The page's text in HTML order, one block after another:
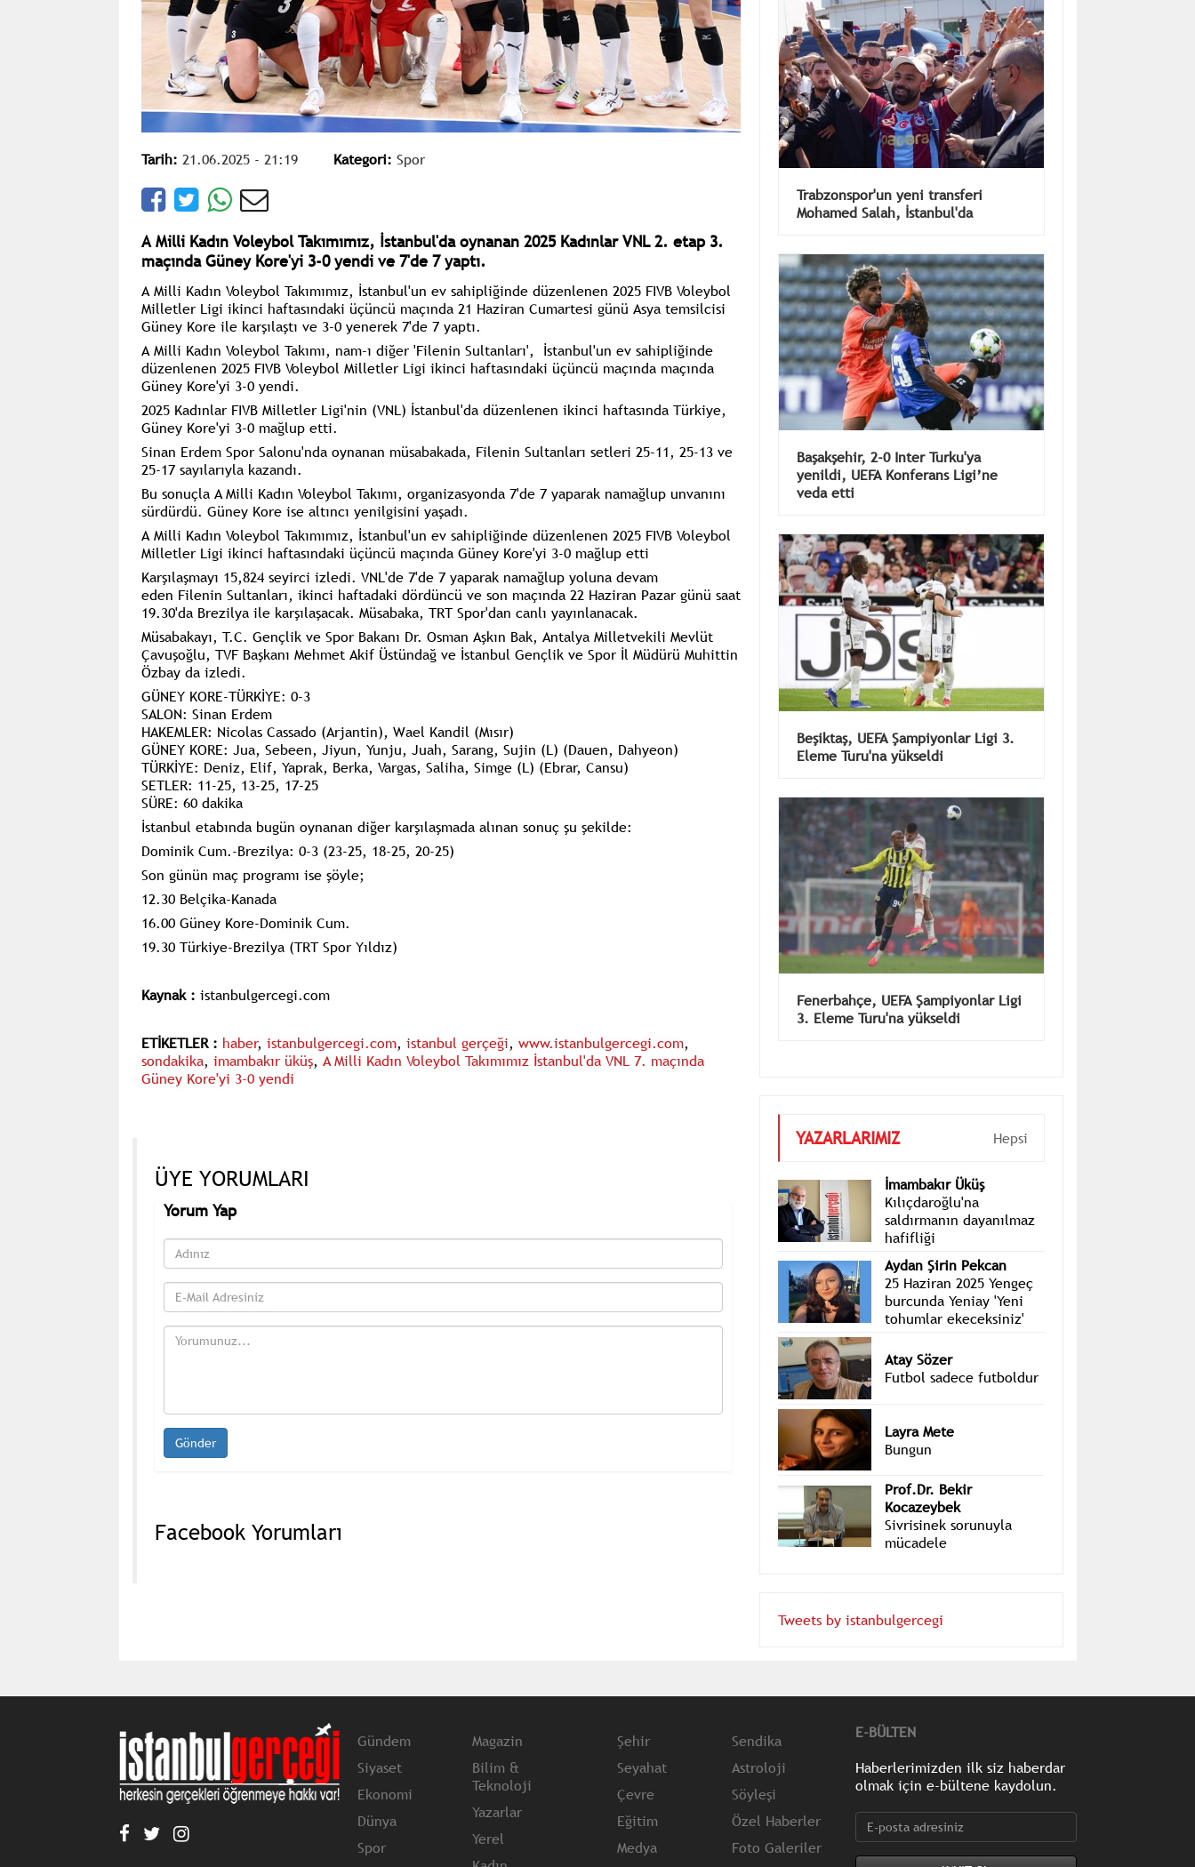
Tarih: 21.06.2025 - 21:19 Kategori: Spor
A Milli Kadın Voleybol Takımımız, İstanbul'da oynanan 2025 Kadınlar VNL 2. etap 3.
maçında Güney Kore'yi 3-0 yendi ve 7'de 7 yaptı.
A Milli Kadın Voleybol Takımımız, İstanbul'un ev sahipliğinde düzenlenen 2025 FIVB Voleybol
Milletler Ligi ikinci haftasındaki üçüncü maçında 21 Haziran Cumartesi günü Asya temsilcisi
Güney Kore ile karşılaştı ve 3-0 yenerek 7'de 7 yaptı.
A Milli Kadın Voleybol Takımı, nam-ı diğer 'Filenin Sultanları', İstanbul'un ev sahipliğinde
düzenlenen 2025 FIVB Voleybol Milletler Ligi ikinci haftasındaki üçüncü maçında maçında
Güney Kore'yi 3-0 yendi.
2025 Kadınlar FIVB Milletler Ligi'nin (VNL) İstanbul'da düzenlenen ikinci haftasında Türkiye,
Güney Kore'yi 3-0 mağlup etti.
Sinan Erdem Spor Salonu'nda oynanan müsabakada, Filenin Sultanları setleri 25-11, 25-13 ve
25-17 sayılarıyla kazandı.
Bu sonuçla A Milli Kadın Voleybol Takımı, organizasyonda 7'de 7 yaparak namağlup unvanını
sürdürdü. Güney Kore ise altıncı yenilgisini yaşadı.
A Milli Kadın Voleybol Takımımız, İstanbul'un ev sahipliğinde düzenlenen 2025 FIVB Voleybol
Milletler Ligi ikinci haftasındaki üçüncü maçında Güney Kore'yi 3-0 mağlup etti
Karşılaşmayı 15,824 seyirci izledi. VNL'de 7'de 7 yaparak namağlup yoluna devam
eden Filenin Sultanları, ikinci haftadaki dördüncü ve son maçında 22 Haziran Pazar günü saat
19.30'da Brezilya ile karşılaşacak. Müsabaka, TRT Spor'dan canlı yayınlanacak.
Müsabakayı, T.C. Gençlik ve Spor Bakanı Dr. Osman Aşkın Bak, Antalya Milletvekili Mevlüt
Çavuşoğlu, TVF Başkanı Mehmet Akif Üstündağ ve İstanbul Gençlik ve Spor İl Müdürü Muhittin
Özbay da izledi.
GÜNEY KORE-TÜRKİYE: 0-3
SALON: Sinan Erdem
HAKEMLER: Nicolas Cassado (Arjantin), Wael Kandil (Mısır)
GÜNEY KORE: Jua, Sebeen, Jiyun, Yunju, Juah, Sarang, Sujin (L) (Dauen, Dahyeon)
TÜRKİYE: Deniz, Elif, Yaprak, Berka, Vargas, Saliha, Simge (L) (Ebrar, Cansu)
SETLER: 11-25, 13-25, 17-25
SÜRE: 60 dakika
İstanbul etabında bugün oynanan diğer karşılaşmada alınan sonuç şu şekilde:
Dominik Cum.-Brezilya: 0-3 (23-25, 18-25, 20-25)
Son günün maç programı ise şöyle;
12.30 Belçika-Kanada
16.00 Güney Kore-Dominik Cum.
19.30 Türkiye-Brezilya (TRT Spor Yıldız)
Kaynak : istanbulgercegi.com
ETİKETLER : haber, istanbulgercegi.com, istanbul gerçeği, www.istanbulgercegi.com,
sondakika, imambakır üküş, A Milli Kadın Voleybol Takımımız İstanbul'da VNL 7. maçında
Güney Kore'yi 3-0 yendi
ÜYE YORUMLARI
Yorum Yap
Facebook Yorumları
Trabzonspor'un yeni transferi
Başakşehir, 2-0 Inter Turku'ya
yenildi, UEFA Konferans Ligi’ne
Beşiktaş, UEFA Şampiyonlar Ligi 3.
Fenerbahçe, UEFA Şampiyonlar Ligi
İmambakır Üküş
Kılıçdaroğlu'na
saldırmanın dayanılmaz
hafifliği
Aydan Şirin Pekcan
25 Haziran 2025 Yengeç
burcunda Yeniay 'Yeni
Atay Sözer
Layra Mete
Prof.Dr. Bekir
Kocazeybek
Sivrisinek sorunuyla
Gündem
Siyaset
Ekonomi
Dünya
Magazin
Bilim &
Teknoloji
Yazarlar
Şehir
Seyahat
Çevre
Eğitim
Sendika
Astroloji
Söyleşi
Özel Haberler
E-BÜLTEN
Haberlerimizden ilk siz haberdar
olmak için e-bültene kaydolun.